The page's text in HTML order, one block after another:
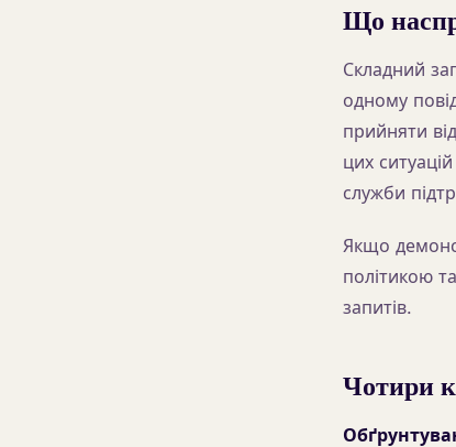
Що
Складний
одному
прийняти
цих
служби
Якщо
політикою
запитів.
Чотири